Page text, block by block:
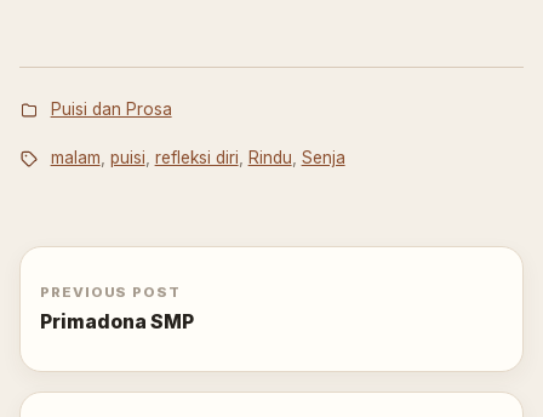
Puisi dan Prosa
malam puisi refleksi diri Rindu Senja
PREVIOUS POST
Primadona SMP